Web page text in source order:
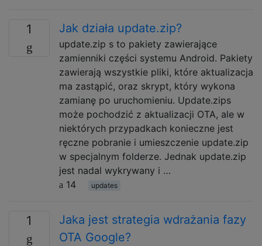
1 Jak działa update.zip?
update.zip s to pakiety zawierające
zamienniki części systemu Android. Pakiety
zawierają wszystkie pliki, które aktualizacja
ma zastąpić, oraz skrypt, który wykona
zamianę po uruchomieniu. Update.zips
może pochodzić z aktualizacji OTA, ale w
niektórych przypadkach konieczne jest
ręczne pobranie i umieszczenie update.zip
w specjalnym folderze. Jednak update.zip
jest nadal wykrywany i …
14
updates
1
Jaka jest strategia wdrażania fazy
OTA Google?